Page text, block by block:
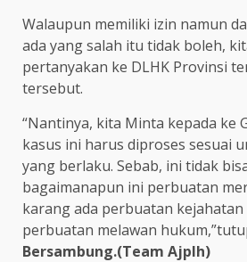
Walaupun memiliki izin namun
ada yang salah itu tidak boleh,
pertanyakan ke DLHK Provinsi
tersebut.
“Nantinya, kita Minta kepada ke
kasus ini harus diproses sesuai
yang berlaku. Sebab, ini tidak
bagaimanapun ini perbuatan
karang ada perbuatan
perbuatan melawan
Bersambung.(Team Ajplh)